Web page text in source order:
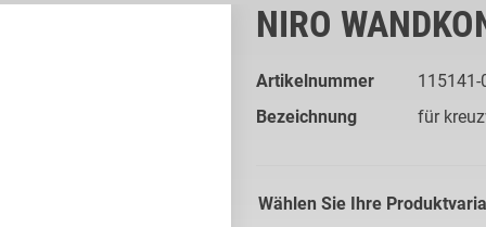
NIRO
Artikelnummer
115141-
Bezeichnung
für
Wählen Sie Ihre